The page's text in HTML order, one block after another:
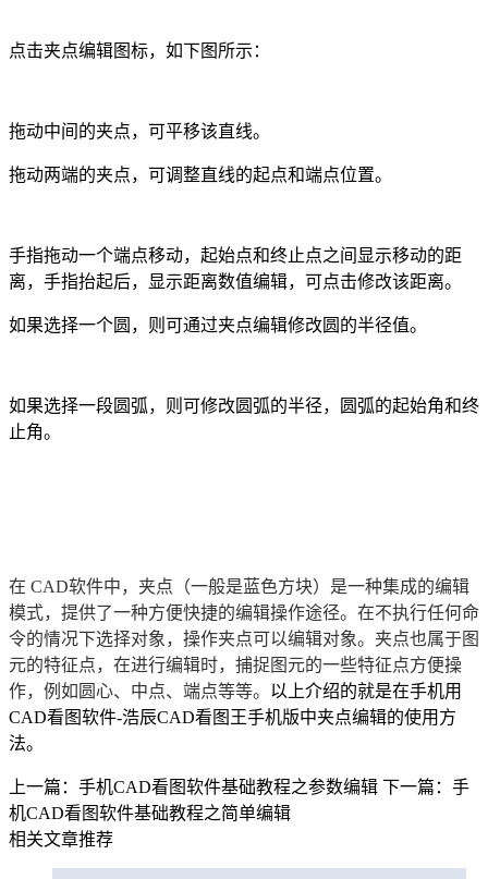
点击夹点编辑图标，如下图所示：
拖动中间的夹点，可平移该直线。
拖动两端的夹点，可调整直线的起点和端点位置。
手指拖动一个端点移动，起始点和终止点之间显示移动的距
离，手指抬起后，显示距离数值编辑，可点击修改该距离。
如果选择一个圆，则可通过夹点编辑修改圆的半径值。
如果选择一段圆弧，则可修改圆弧的半径，圆弧的起始角和终
止角。
在 CAD软件中，夹点（一般是蓝色方块）是一种集成的编辑
模式，提供了一种方便快捷的编辑操作途径。在不执行任何命
令的情况下选择对象，操作夹点可以编辑对象。夹点也属于图
元的特征点，在进行编辑时，捕捉图元的一些特征点方便操
作，例如圆心、中点、端点等等。 以上介绍的就是在手机用
CAD看图软件-浩辰CAD看图王手机版中夹点编辑的使用方
法。
上一篇：手机CAD看图软件基础教程之参数编辑 下一篇：手
机CAD看图软件基础教程之简单编辑
相关文章推荐